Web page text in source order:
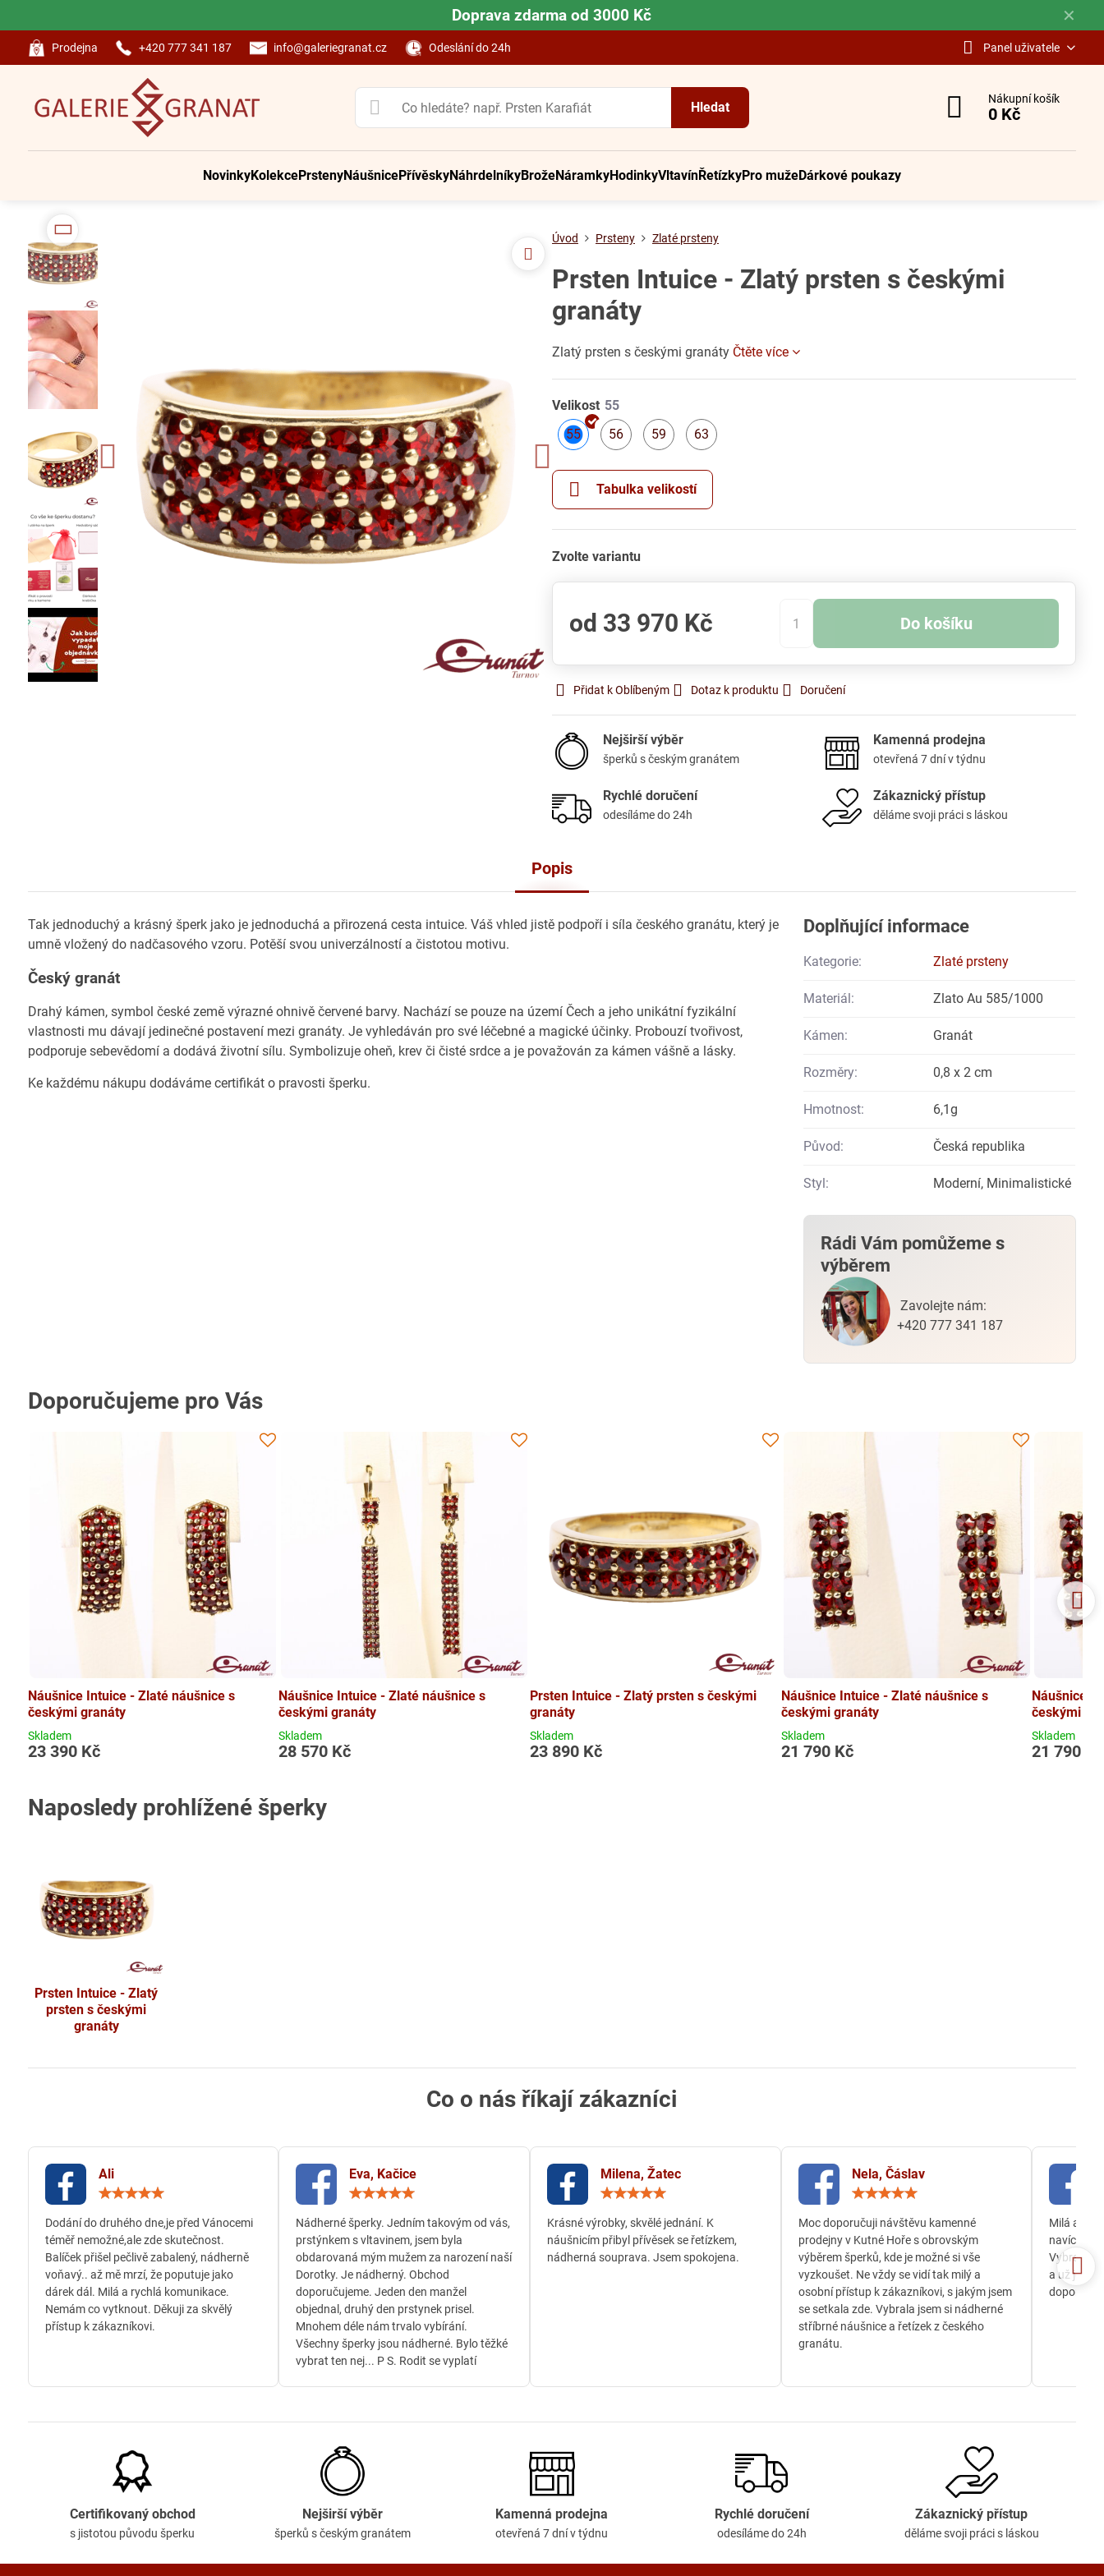
✕
Doprava zdarma od 3000 Kč
Prodejna +420 777 341 187 info@galeriegranat.cz Odeslání do 24h Panel uživatele
Hledat
Nákupní košík
0 Kč
NovinkyKolekcePrstenyNáušnicePřívěskyNáhrdelníkyBrožeNáramkyHodinkyVltavínŘetízkyPro mužeDárkové poukazy
Úvod Prsteny Zlaté prsteny
Prsten Intuice - Zlatý prsten s českými
granáty
Zlatý prsten s českými granáty Čtěte více
Velikost
55
56
59
63
Tabulka velikostí
Zvolte variantu
od 33 970 Kč Do košíku
Přidat k Oblíbeným Dotaz k produktu Doručení
Nejširší výběr
šperků s českým granátem
Kamenná prodejna
otevřená 7 dní v týdnu
Rychlé doručení
odesíláme do 24h
Zákaznický přístup
děláme svoji práci s láskou
Popis
Tak jednoduchý a krásný šperk jako je jednoduchá a přirozená cesta intuice. Váš vhled jistě podpoří i síla českého granátu, který je
umně vložený do nadčasového vzoru. Potěší svou univerzálností a čistotou motivu.
Český granát
Drahý kámen, symbol české země výrazné ohnivě červené barvy. Nachází se pouze na území Čech a jeho unikátní fyzikální
vlastnosti mu dávají jedinečné postavení mezi granáty. Je vyhledáván pro své léčebné a magické účinky. Probouzí tvořivost,
podporuje sebevědomí a dodává životní sílu. Symbolizuje oheň, krev či čisté srdce a je považován za kámen vášně a lásky.
Ke každému nákupu dodáváme certifikát o pravosti šperku.
Doplňující informace
Kategorie: Zlaté prsteny
Materiál: Zlato Au 585/1000
Kámen: Granát
Rozměry: 0,8 x 2 cm
Hmotnost: 6,1g
Původ: Česká republika
Styl: Moderní, Minimalistické
Rádi Vám pomůžeme s
výběrem
Zavolejte nám:
+420 777 341 187
Doporučujeme pro Vás
Náušnice Intuice - Zlaté náušnice s
českými granáty
Skladem
23 390 Kč
Náušnice Intuice - Zlaté náušnice s
českými granáty
Skladem
28 570 Kč
Prsten Intuice - Zlatý prsten s českými
granáty
Skladem
23 890 Kč
Náušnice Intuice - Zlaté náušnice s
českými granáty
Skladem
21 790 Kč
Náušnice
českými
Skladem
21 790 Kč
Naposledy prohlížené šperky
Prsten Intuice - Zlatý
prsten s českými
granáty
Co o nás říkají zákazníci
Ali
/
5
Dodání do druhého dne,je před Vánocemi
téměř nemožné,ale zde skutečnost.
Balíček přišel pečlivě zabalený, nádherně
voňavý.. až mě mrzí, že poputuje jako
dárek dál. Milá a rychlá komunikace.
Nemám co vytknout. Děkuji za skvělý
přístup k zákazníkovi.
Eva, Kačice
/
5
Nádherné šperky. Jedním takovým od vás,
prstýnkem s vltavinem, jsem byla
obdarovaná mým mužem za narození naší
Dorotky. Je nádherný. Obchod
doporučujeme. Jeden den manžel
objednal, druhý den prstynek prisel.
Mnohem déle nám trvalo vybírání.
Všechny šperky jsou nádherné. Bylo těžké
vybrat ten nej... P S. Rodit se vyplatí
Milena, Žatec
/
5
Krásné výrobky, skvělé jednání. K
náušnicím přibyl přívěsek se řetízkem,
nádherná souprava. Jsem spokojena.
Nela, Čáslav
/
5
Moc doporučuji návštěvu kamenné
prodejny v Kutné Hoře s obrovským
výběrem šperků, kde je možné si vše
vyzkoušet. Ne vždy se vidí tak milý a
osobní přístup k zákazníkovi, s jakým jsem
se setkala zde. Vybrala jsem si nádherné
stříbrné náušnice a řetízek z českého
granátu.
Milá a
navíc
Vybrala
a už je
Certifikovaný obchod
s jistotou původu šperku
Nejširší výběr
šperků s českým granátem
Kamenná prodejna
otevřená 7 dní v týdnu
Rychlé doručení
odesíláme do 24h
Zákaznický přístup
děláme svoji práci s láskou